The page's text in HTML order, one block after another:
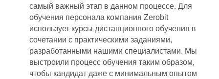
самый важный этап в данном процессе. Для
обучения персонала компания Zerobit
использует курсы дистанционного обучения в
сочетании с практическими заданиями,
разработанными нашими специалистами. Мы
выстроили процесс обучения таким образом,
чтобы кандидат даже с минимальным опытом